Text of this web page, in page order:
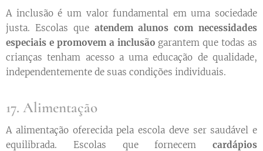
A inclusão é um valor fundamental em uma sociedade
justa. Escolas que atendem alunos com necessidades
especiais e promovem a inclusão garantem que todas as
crianças tenham acesso a uma educação de qualidade,
independentemente de suas condições individuais.
17. Alimentação
A alimentação oferecida pela escola deve ser saudável e
equilibrada. Escolas que fornecem cardápios